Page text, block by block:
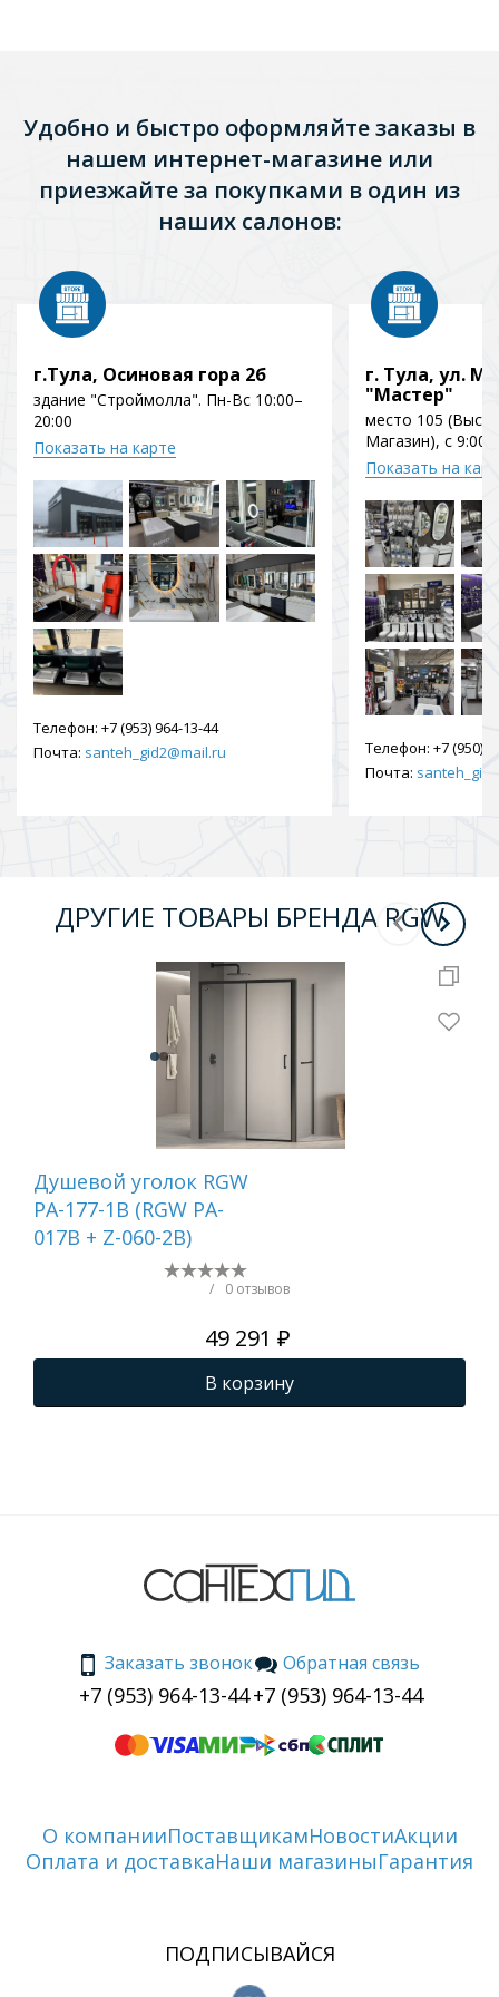
Удобно и быстро оформляйте заказы в
нашем интернет-магазине или
приезжайте за покупками в один из
наших салонов:
г.Тула, Осиновая гора 2б
здание "Строймолла". Пн-Вс 10:00–
20:00
Показать на карте
Телефон: +7 (953) 964-13-44
Почта: santeh_gid2@mail.ru
г. Тула, ул.
"Мастер"
место 105
Магазин), с 9:00
Показать на
Телефон: +7 (950)
Почта:
ДРУГИЕ ТОВАРЫ БРЕНДА RGW
Душевой уголок RGW
PA-177-1B (RGW PA-
017B + Z-060-2B)
/ 0 отзывов
49 291 ₽
В корзину
Заказать звонок
+7 (953) 964-13-44
Обратная связь
+7 (953) 964-13-44
О компанииПоставщикамНовостиАкции
Оплата и доставкаНаши магазиныГарантия
ПОДПИСЫВАЙСЯ